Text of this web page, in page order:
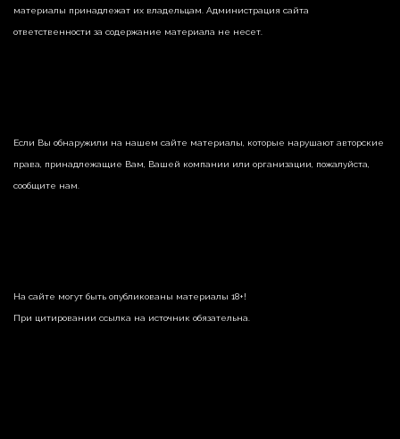
материалы принадлежат их владельцам. Администрация сайта
ответственности за содержание материала не несет.
Если Вы обнаружили на нашем сайте материалы, которые нарушают авторские
права, принадлежащие Вам, Вашей компании или организации, пожалуйста,
сообщите нам.
На сайте могут быть опубликованы материалы 18+!
При цитировании ссылка на источник обязательна.